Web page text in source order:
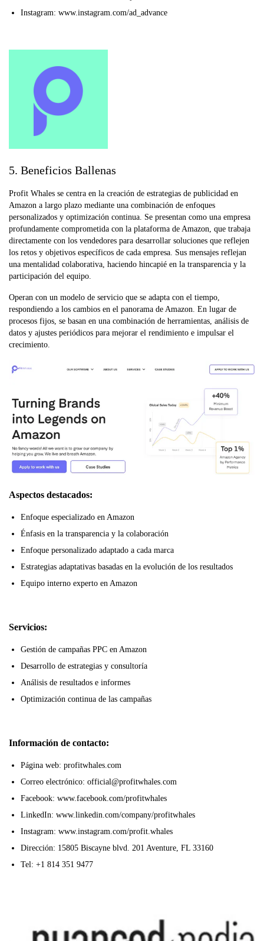
Instagram: www.instagram.com/ad_advance
5. Beneficios Ballenas
Profit Whales se centra en la creación de estrategias de publicidad en
Amazon a largo plazo mediante una combinación de enfoques
personalizados y optimización continua. Se presentan como una empresa
profundamente comprometida con la plataforma de Amazon, que trabaja
directamente con los vendedores para desarrollar soluciones que reflejen
los retos y objetivos específicos de cada empresa. Sus mensajes reflejan
una mentalidad colaborativa, haciendo hincapié en la transparencia y la
participación del equipo.
Operan con un modelo de servicio que se adapta con el tiempo,
respondiendo a los cambios en el panorama de Amazon. En lugar de
procesos fijos, se basan en una combinación de herramientas, análisis de
datos y ajustes periódicos para mejorar el rendimiento e impulsar el
crecimiento.
Aspectos destacados:
Enfoque especializado en Amazon
Énfasis en la transparencia y la colaboración
Enfoque personalizado adaptado a cada marca
Estrategias adaptativas basadas en la evolución de los resultados
Equipo interno experto en Amazon
Servicios:
Gestión de campañas PPC en Amazon
Desarrollo de estrategias y consultoría
Análisis de resultados e informes
Optimización continua de las campañas
Información de contacto:
Página web: profitwhales.com
Correo electrónico: official@profitwhales.com
Facebook: www.facebook.com/profitwhales
LinkedIn: www.linkedin.com/company/profitwhales
Instagram: www.instagram.com/profit.whales
Dirección: 15805 Biscayne blvd. 201 Aventure, FL 33160
Tel: +1 814 351 9477